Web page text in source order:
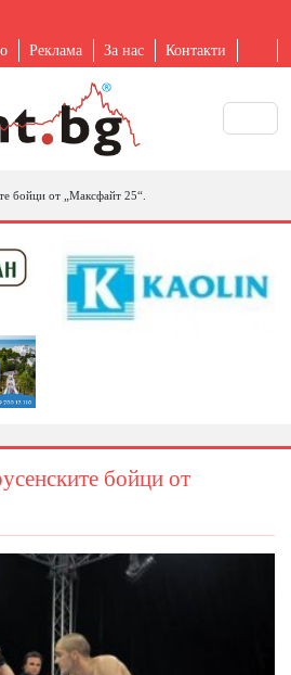
Реклама За нас Контакти
бойци от „Максфайт 25“.
бойци от